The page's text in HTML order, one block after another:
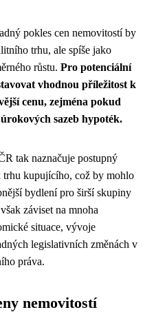
pokles cen nemovitostí by
trhu, ale spíše jako
růstu. Pro potenciální
vhodnou příležitost k
cenu, zejména pokud
sazeb hypoték.
tak naznačuje postupný
kupujícího, což by mohlo
bydlení pro širší skupiny
záviset na mnoha
situace, vývoje
legislativních změnách v
práva.
nemovitostí